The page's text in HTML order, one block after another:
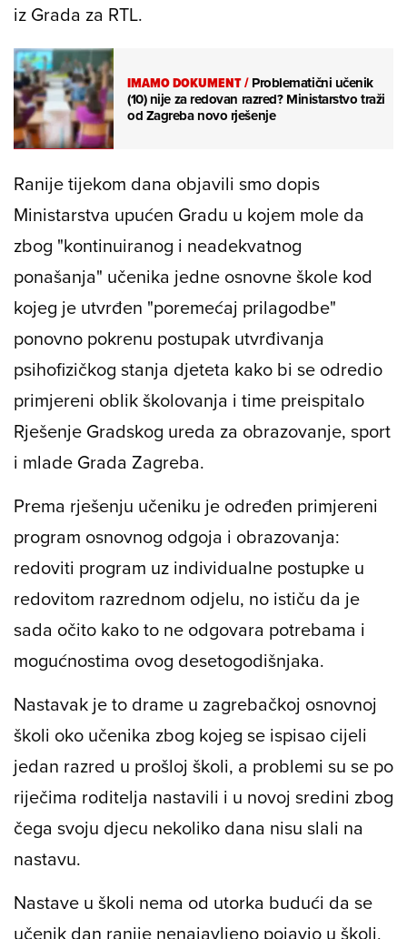
iz Grada za RTL.
IMAMO DOKUMENT/Problematični učenik
(10) nije za redovan razred? Ministarstvo traži
od Zagreba novo rješenje
Ranije tijekom dana objavili smo dopis
Ministarstva upućen Gradu u kojem mole da
zbog "kontinuiranog i neadekvatnog
ponašanja" učenika jedne osnovne škole kod
kojeg je utvrđen "poremećaj prilagodbe"
ponovno pokrenu postupak utvrđivanja
psihofizičkog stanja djeteta kako bi se odredio
primjereni oblik školovanja i time preispitalo
Rješenje Gradskog ureda za obrazovanje, sport
i mlade Grada Zagreba.
Prema rješenju učeniku je određen primjereni
program osnovnog odgoja i obrazovanja:
redoviti program uz individualne postupke u
redovitom razrednom odjelu, no ističu da je
sada očito kako to ne odgovara potrebama i
mogućnostima ovog desetogodišnjaka.
Nastavak je to drame u zagrebačkoj osnovnoj
školi oko učenika zbog kojeg se ispisao cijeli
jedan razred u prošloj školi, a problemi su se po
riječima roditelja nastavili i u novoj sredini zbog
čega svoju djecu nekoliko dana nisu slali na
nastavu.
Nastave u školi nema od utorka budući da se
učenik dan ranije nenajavljeno pojavio u školi,